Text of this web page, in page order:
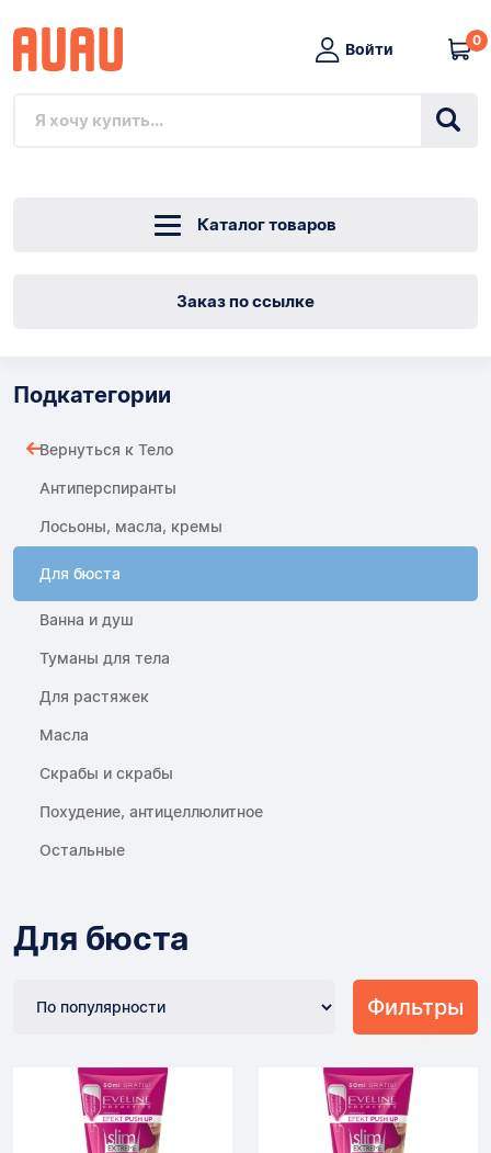
Войти
0
Каталог товаров
Заказ по ссылке
Подкатегории
Вернуться к Тело
Антиперспиранты
Лосьоны, масла, кремы
Для бюста
Ванна и душ
Туманы для тела
Для растяжек
Масла
Скрабы и скрабы
Похудение, антицеллюлитное
Остальные
Для бюста
Фильтры